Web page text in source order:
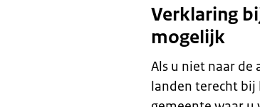
Verklaring
mogelijk
Als u niet naar
landen terecht bij